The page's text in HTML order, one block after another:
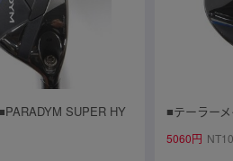
SUPER HY
TR 5 for CW
■テーラー
■Diamana
5060円